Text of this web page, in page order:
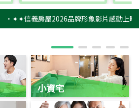
‧✦✦信義房屋2026品牌形象影片感動上映
小資宅